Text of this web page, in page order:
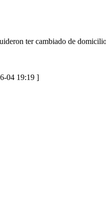
ter cambiado de
04 19:19 ]